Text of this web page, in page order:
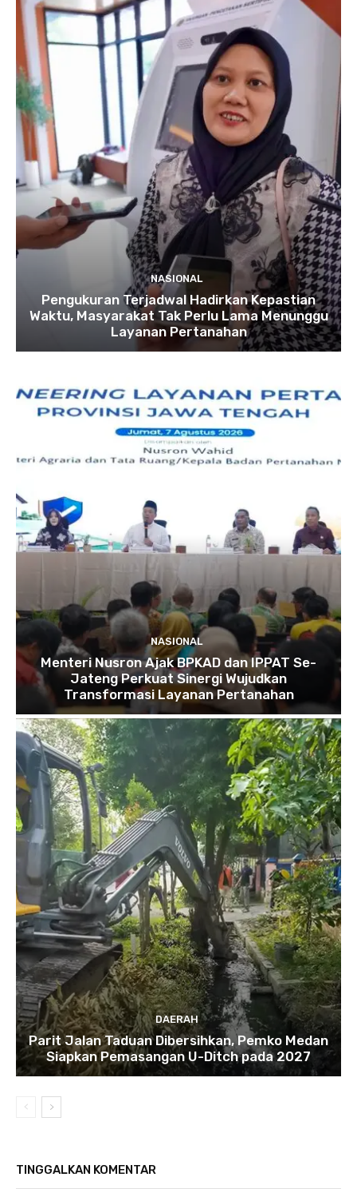
NASIONAL
Pengukuran Terjadwal Hadirkan Kepastian
Waktu, Masyarakat Tak Perlu Lama Menunggu
Layanan Pertanahan
NASIONAL
Menteri Nusron Ajak BPKAD dan IPPAT Se-
Jateng Perkuat Sinergi Wujudkan
Transformasi Layanan Pertanahan
DAERAH
Parit Jalan Taduan Dibersihkan, Pemko Medan
Siapkan Pemasangan U-Ditch pada 2027
TINGGALKAN KOMENTAR